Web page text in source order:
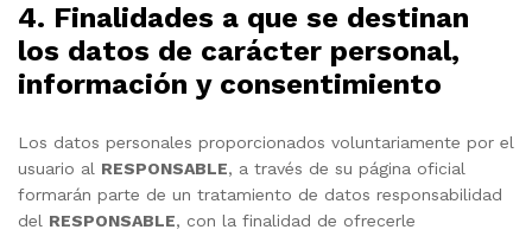
4. Finalidades a que se destinan
los datos de carácter personal,
información y consentimiento
Los datos personales proporcionados voluntariamente por el
usuario al RESPONSABLE, a través de su página oficial
formarán parte de un tratamiento de datos responsabilidad
del RESPONSABLE, con la finalidad de ofrecerle